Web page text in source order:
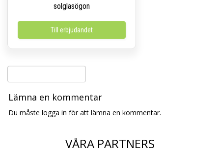
solglasögon
Till erbjudandet
Lämna en kommentar
Du måste logga in för att lämna en kommentar.
VÅRA PARTNERS